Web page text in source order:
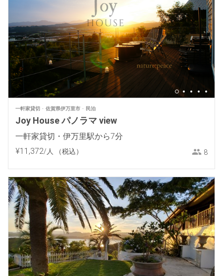
一軒家貸切 佐賀県伊万里市 民泊
Joy House パノラマ view
一軒家貸切・伊万里駅から7分
¥11 ,372/人 （税込） 8